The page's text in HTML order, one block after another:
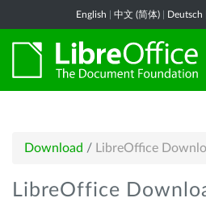
English 中文 (简体) Deutsch
Download / LibreOffice
LibreOffice